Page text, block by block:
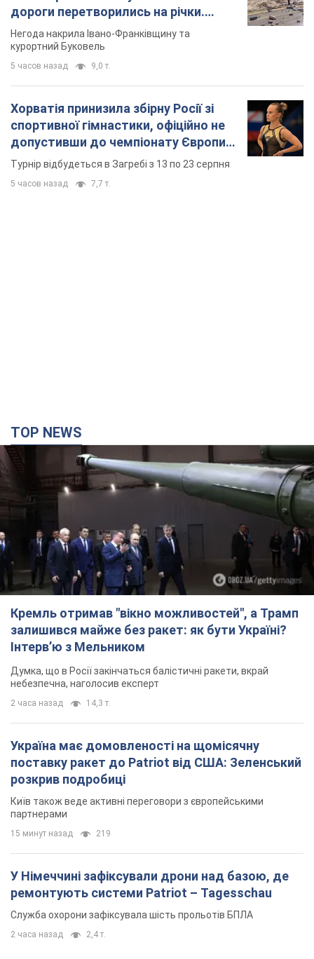
дороги перетворились на річки.
Відео
Негода накрила Івано-Франківщину та
курортний Буковель
5 часов назад 9,0 т.
Хорватія принизила збірну Росії зі
спортивної гімнастики, офіційно не
допустивши до чемпіонату Європи
основних спортсменів
Турнір відбудеться в Загребі з 13 по 23 серпня
5 часов назад 7,7 т.
TOP NEWS
Кремль отримав "вікно можливостей", а Трамп
залишився майже без ракет: як бути Україні?
Інтерв’ю з Мельником
Думка, що в Росії закінчаться балістичні ракети, вкрай
небезпечна, наголосив експерт
2 часа назад 14,3 т.
Україна має домовленості на щомісячну
поставку ракет до Patriot від США: Зеленський
розкрив подробиці
Київ також веде активні переговори з європейськими
партнерами
15 минут назад 219
У Німеччині зафіксували дрони над базою, де
ремонтують системи Patriot – Tagesschau
Служба охорони зафіксувала шість прольотів БПЛА
2 часа назад 2,4 т.